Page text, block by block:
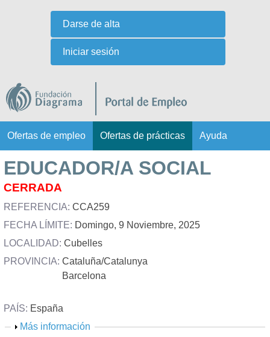
Ir
al
Darse de alta
Iniciar sesión
M
e
n
ú
s
e
c
u
a
r
Ofertas de empleo Ofertas de prácticas Ayuda
EDUCADOR/A SOCIAL
CERRADA
REFERENCIA: CCA259
FECHA LÍMITE: Domingo, 9 Noviembre, 2025
LOCALIDAD: Cubelles
PROVINCIA: Cataluña/Catalunya
Barcelona
PAÍS: España
M
Más información